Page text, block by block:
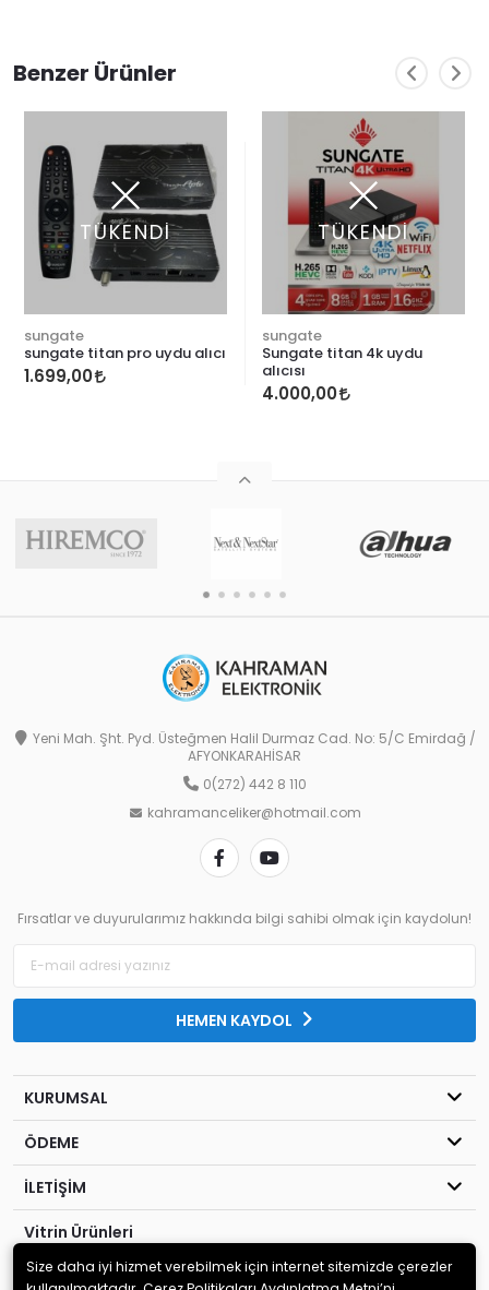
Benzer Ürünler
TÜKENDİ
sungate
sungate titan pro uydu alıcı
1.699,00
TÜKENDİ
sungate
Sungate titan 4k uydu
alıcısı
4.000,00
Yeni Mah. Şht. Pyd. Üsteğmen Halil Durmaz Cad. No: 5/C Emirdağ /
AFYONKARAHİSAR
0(272) 442 8 110
kahramanceliker@hotmail.com
Fırsatlar ve duyurularımız hakkında bilgi sahibi olmak için kaydolun!
HEMEN KAYDOL
KURUMSAL
ÖDEME
İLETİŞİM
Vitrin Ürünleri
© 2020Kahraman Elektronik. Tüm hakları saklıdır.
Size daha iyi hizmet verebilmek için internet sitemizde çerezler